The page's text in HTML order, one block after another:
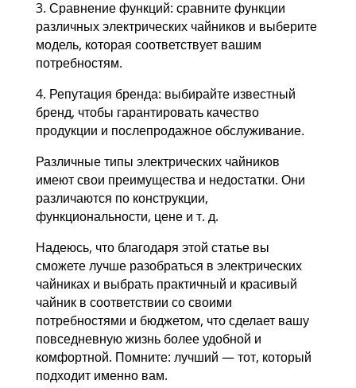
3. Сравнение функций: сравните функции
различных электрических чайников и выберите
модель, которая соответствует вашим
потребностям.
4. Репутация бренда: выбирайте известный
бренд, чтобы гарантировать качество
продукции и послепродажное обслуживание.
Различные типы электрических чайников
имеют свои преимущества и недостатки. Они
различаются по конструкции,
функциональности, цене и т. д.
Надеюсь, что благодаря этой статье вы
сможете лучше разобраться в электрических
чайниках и выбрать практичный и красивый
чайник в соответствии со своими
потребностями и бюджетом, что сделает вашу
повседневную жизнь более удобной и
комфортной. Помните: лучший — тот, который
подходит именно вам.